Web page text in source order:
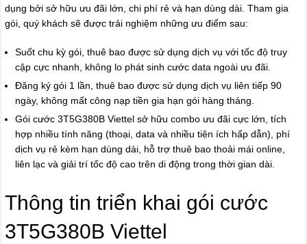
dụng bởi sở hữu ưu đãi lớn, chi phí rẻ và hạn dùng dài. Tham gia
gói, quý khách sẽ được trải nghiệm những ưu điểm sau:
Suốt chu kỳ gói, thuê bao được sử dụng dịch vụ với tốc độ truy
cập cực nhanh, không lo phát sinh cước data ngoài ưu đãi.
Đăng ký gói 1 lần, thuê bao được sử dụng dịch vụ liên tiếp 90
ngày, không mất công nạp tiền gia hạn gói hàng tháng.
Gói cước 3T5G380B Viettel sở hữu combo ưu đãi cực lớn, tích
hợp nhiều tính năng (thoại, data và nhiều tiện ích hấp dẫn), phí
dịch vụ rẻ kèm hạn dùng dài, hỗ trợ thuê bao thoải mái online,
liên lạc và giải trí tốc độ cao trên di động trong thời gian dài.
Thông tin triển khai gói cước
3T5G380B Viettel